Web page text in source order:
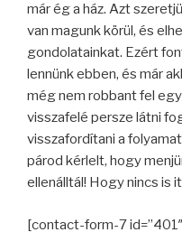
már ég a ház. Azt
van magunk körül, és
gondolatainkat. Ezért
lennünk ebben, és már
még nem robbant fel
visszafelé persze látni
visszafordítani a
párod kérlelt, hogy
ellenálltál! Hogy nincs is
[contact-form-7